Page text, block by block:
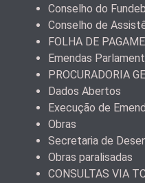
Conselho do Fundeb
Conselho de
FOLHA DE
Emendas
PROCURADORIA
Dados Abertos
Execução de
Obras
Secretaria de
Obras paralisadas
CONSULTAS VIA